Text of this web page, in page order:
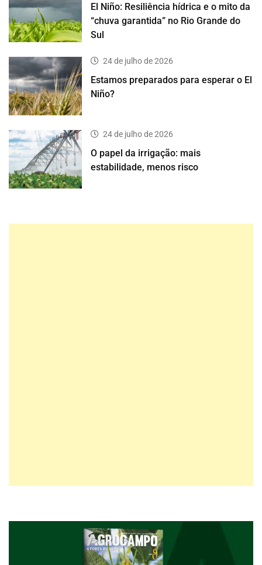
El Niño: Resiliência hídrica e o mito da
“chuva garantida” no Rio Grande do
Sul
24 de julho de 2026
Estamos preparados para esperar o El
Niño?
24 de julho de 2026
O papel da irrigação: mais
estabilidade, menos risco